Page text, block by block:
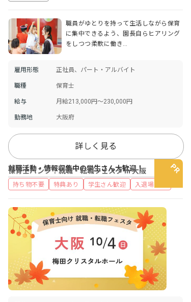
職員がゆとりを持って生活しながら保育
に集中できるよう、園長自らヒアリング
をしつつ柔軟に働き…
雇用形態 正社員、パート・アルバイト
職種 保育士
給与 月給213,000円～230,000円
勤務地 大阪府
詳しく見る
保育士バンク！就職・転職フェスタ in 大阪
就職活動・情報収集中の学生さん大歓迎！
持ち物不要 特典あり 学生さん歓迎 入退場自由